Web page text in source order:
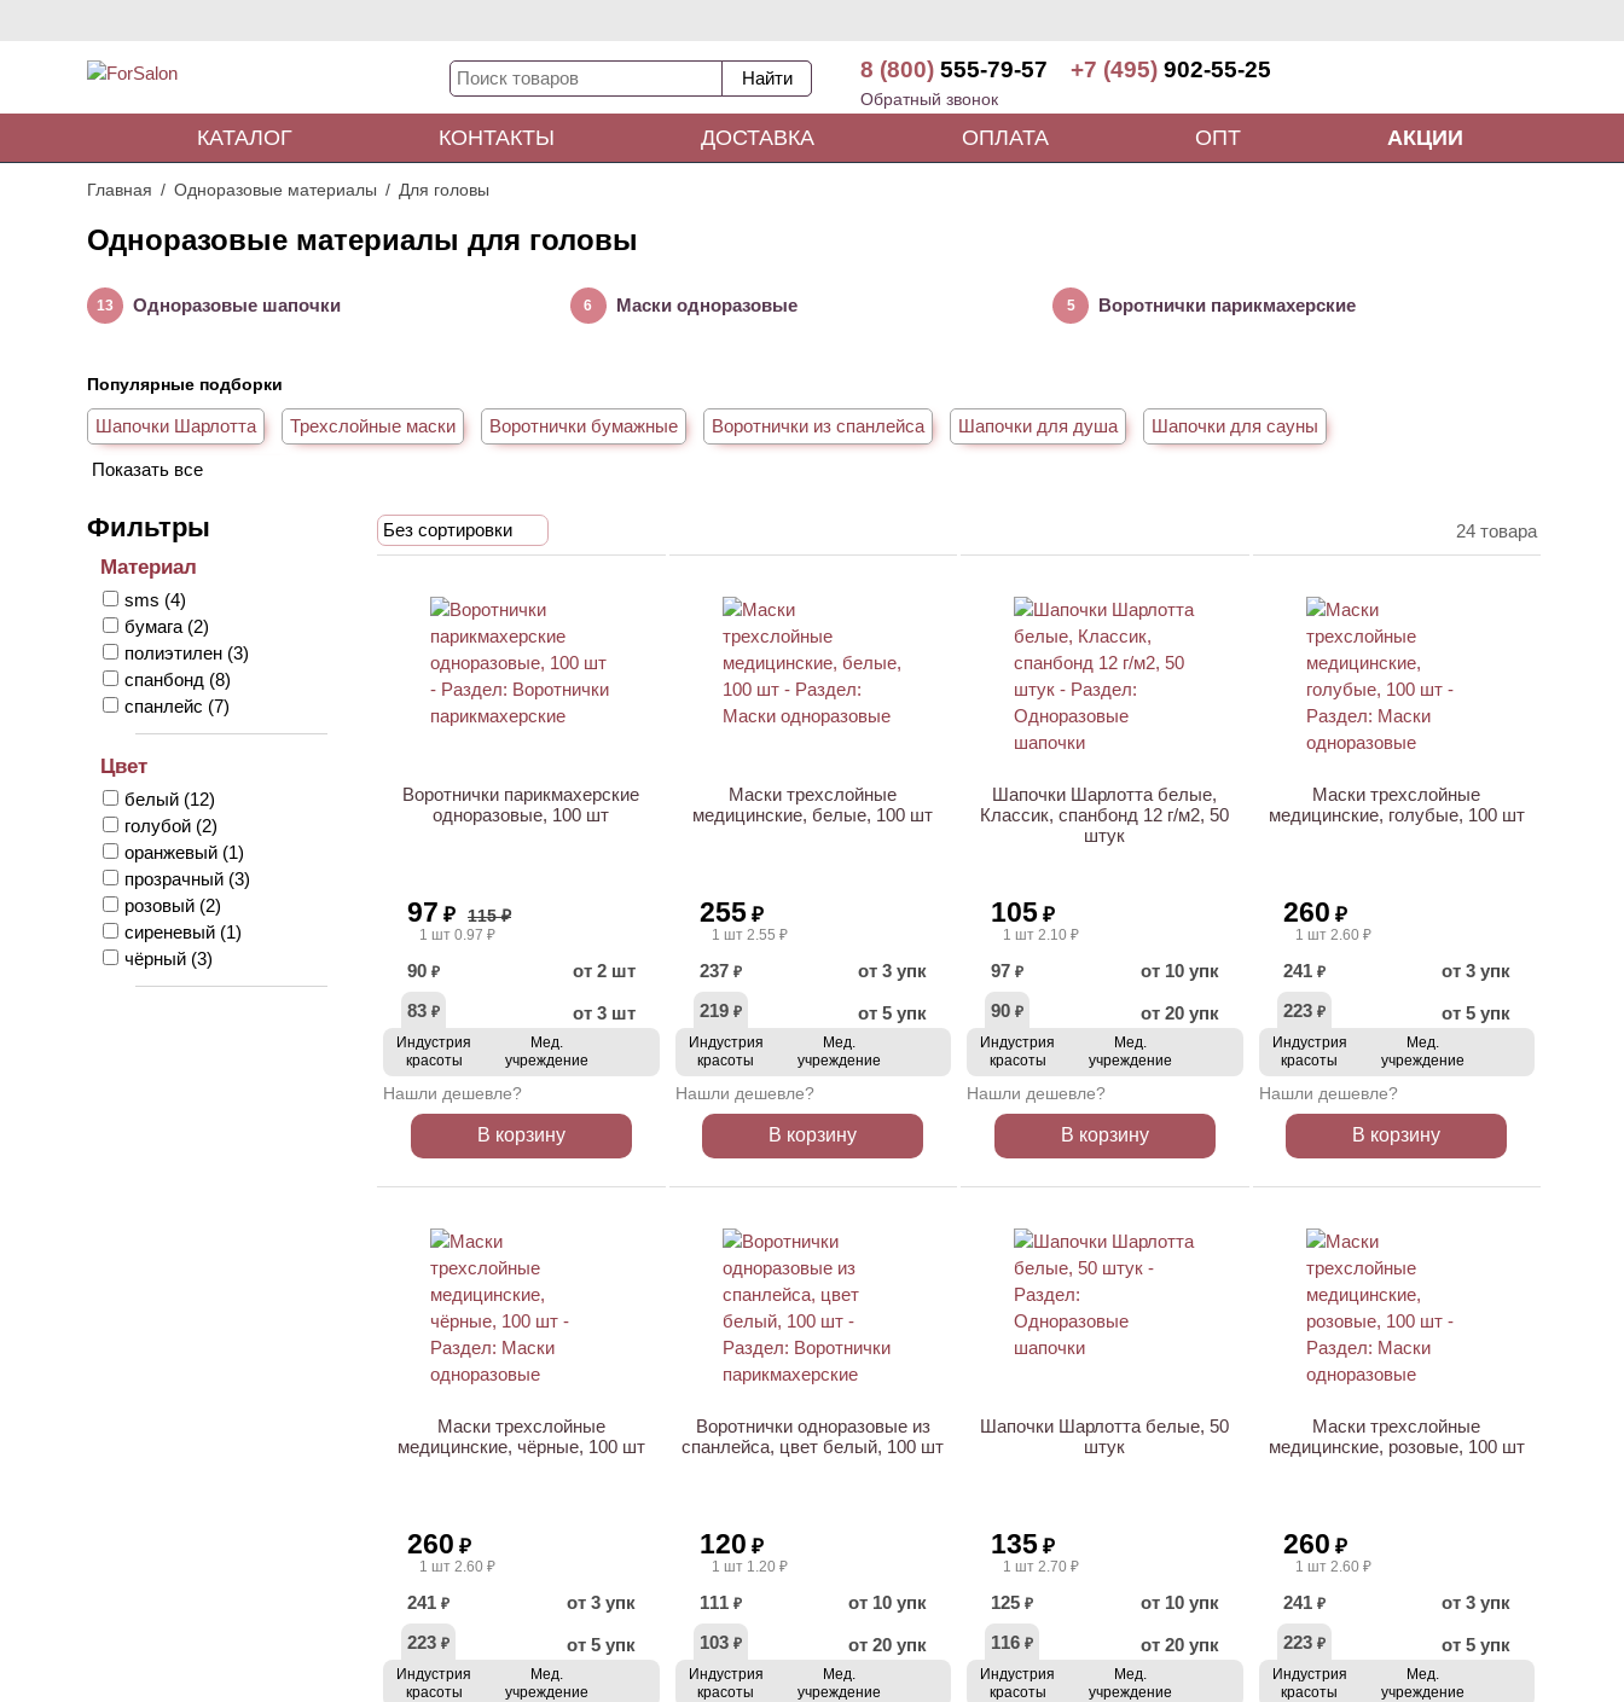
8 (800) 555-79-57 +7 (495) 902-55-25
Обратный звонок
КАТАЛОГ КОНТАКТЫ ДОСТАВКА ОПЛАТА ОПТ АКЦИИ
Главная Одноразовые материалы Для головы
Одноразовые материалы для головы
13 Одноразовые шапочки 6 Маски одноразовые 5 Воротнички парикмахерские
Популярные подборки
Шапочки Шарлотта Трехслойные маски Воротнички бумажные Воротнички из спанлейса Шапочки для душа Шапочки для сауны
Фиксаторы для волос
Показать все
Материал
sms (4)
бумага (2)
полиэтилен (3)
спанбонд (8)
спанлейс (7)
Цвет
белый (12)
голубой (2)
оранжевый (1)
прозрачный (3)
розовый (2)
сиреневый (1)
чёрный (3)
Без сортировки 24 товара
Воротнички парикмахерские
одноразовые, 100 шт
97 ₽ 115 ₽
1 шт 0.97 ₽
90 ₽
от 2 шт
83 ₽ от 3 шт
Индустрия
красоты
Мед.
учреждение
Нашли дешевле?
В корзину
Маски трехслойные
медицинские, белые, 100 шт
255 ₽
1 шт 2.55 ₽
237 ₽
от 3 упк
219 ₽ от 5 упк
Индустрия
красоты
Мед.
учреждение
Нашли дешевле?
В корзину
Шапочки Шарлотта белые,
Классик, спанбонд 12 г/м2, 50
штук
105 ₽
1 шт 2.10 ₽
97 ₽
от 10 упк
90 ₽ от 20 упк
Индустрия
красоты
Мед.
учреждение
Нашли дешевле?
В корзину
Маски трехслойные
медицинские, голубые, 100 шт
260 ₽
1 шт 2.60 ₽
241 ₽
от 3 упк
223 ₽ от 5 упк
Индустрия
красоты
Мед.
учреждение
Нашли дешевле?
В корзину
Маски трехслойные
медицинские, чёрные, 100 шт
260 ₽
1 шт 2.60 ₽
241 ₽
от 3 упк
223 ₽ от 5 упк
Индустрия
красоты
Мед.
учреждение
Воротнички одноразовые из
спанлейса, цвет белый, 100 шт
120 ₽
1 шт 1.20 ₽
111 ₽
от 10 упк
103 ₽ от 20 упк
Индустрия
красоты
Мед.
учреждение
Шапочки Шарлотта белые, 50
штук
135 ₽
1 шт 2.70 ₽
125 ₽
от 10 упк
116 ₽ от 20 упк
Индустрия
красоты
Мед.
учреждение
Маски трехслойные
медицинские, розовые, 100 шт
260 ₽
1 шт 2.60 ₽
241 ₽
от 3 упк
223 ₽ от 5 упк
Индустрия
красоты
Мед.
учреждение